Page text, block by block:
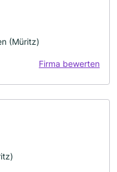
(Müritz)
Firma bewerten